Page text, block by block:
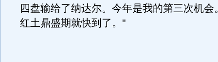
四盘输给了纳达尔。今年是我的第三次机会
红土鼎盛期就快到了。"